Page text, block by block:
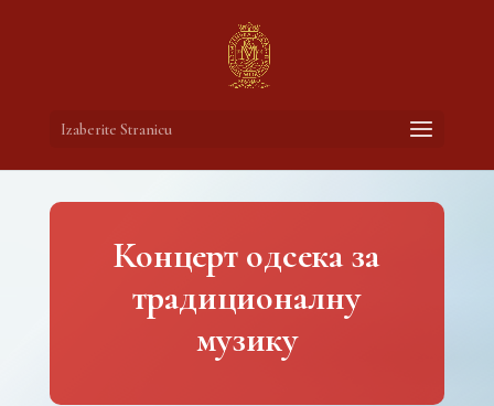
Izaberite Stranicu
Концерт одсека за
традиционалну
музику